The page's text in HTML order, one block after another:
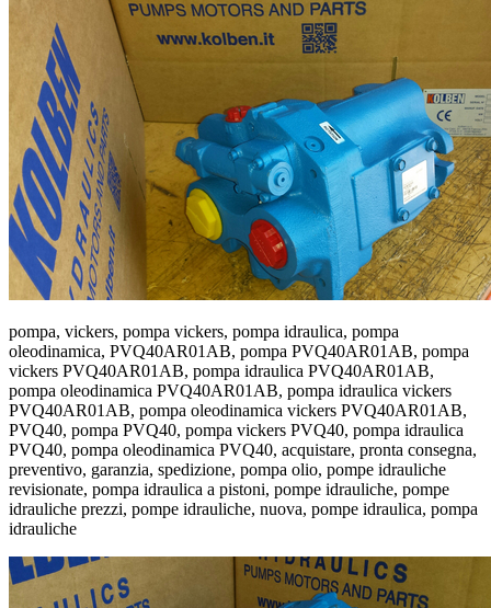
pompa, vickers, pompa vickers, pompa idraulica, pompa
oleodinamica, PVQ40AR01AB, pompa PVQ40AR01AB, pompa
vickers PVQ40AR01AB, pompa idraulica PVQ40AR01AB,
pompa oleodinamica PVQ40AR01AB, pompa idraulica vickers
PVQ40AR01AB, pompa oleodinamica vickers PVQ40AR01AB,
PVQ40, pompa PVQ40, pompa vickers PVQ40, pompa idraulica
PVQ40, pompa oleodinamica PVQ40, acquistare, pronta consegna,
preventivo, garanzia, spedizione, pompa olio, pompe idrauliche
revisionate, pompa idraulica a pistoni, pompe idrauliche, pompe
idrauliche prezzi, pompe idrauliche, nuova, pompe idraulica, pompa
idrauliche